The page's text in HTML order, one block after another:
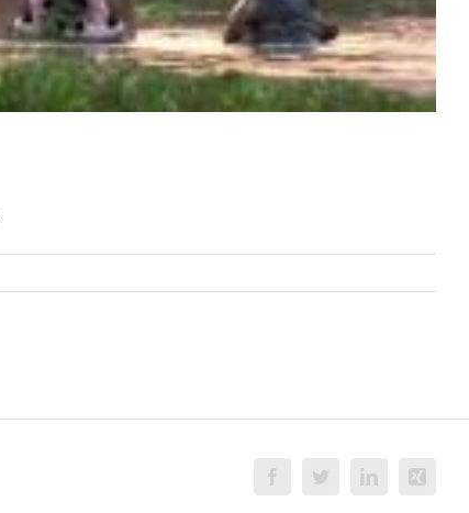
FacebookTwitterLinkedInXing